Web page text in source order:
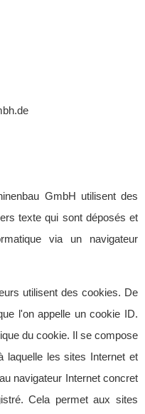
GmbH utilisent des
texte qui sont déposés et
via un navigateur
utilisent des cookies. De
l'on appelle un cookie ID.
du cookie. Il se compose
laquelle les sites Internet et
navigateur Internet concret
Cela permet aux sites